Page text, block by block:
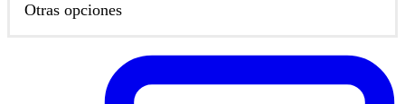
Otras opciones